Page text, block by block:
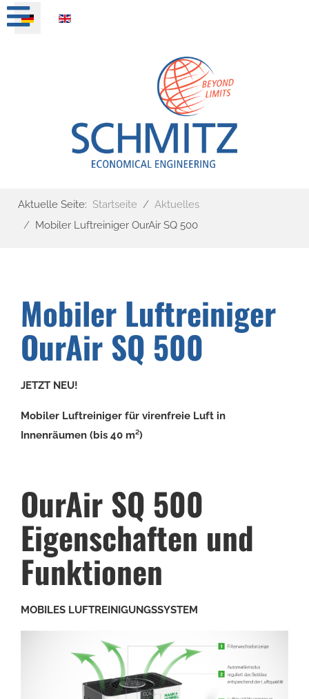
Sprache auswählen
Aktuelle Seite: Startseite
Aktuelles
Mobiler Luftreiniger OurAir SQ 500
Mobiler Luftreiniger
OurAir SQ 500
JETZT NEU!
Mobiler Luftreiniger für virenfreie Luft in
Innenräumen (bis 40 m²)
OurAir SQ 500
Eigenschaften und
Funktionen
MOBILES LUFTREINIGUNGSSYSTEM